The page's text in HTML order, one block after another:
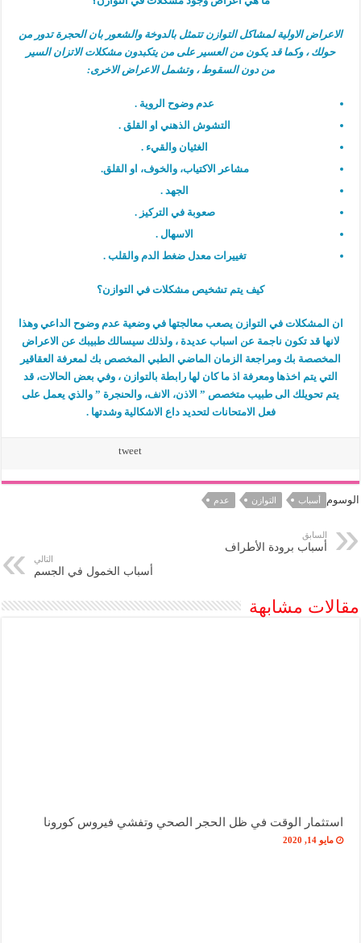
الاعراض الاولية لمشاكل التوازن تتمثل بالدوخة والشعور بان الحجرة تدور من
حولك ، وكما قد يكون من العسير على من يتكبدون مشكلات الاتزان السير
من دون السقوط ، وتشمل الاعراض الاخرى:
عدم وضوح الروية .
التشوش الذهني او القلق .
الغثيان والقيء .
مشاعر الاكتياب، والخوف، او القلق.
الجهد .
صعوبة في التركيز .
الاسهال .
تغييرات معدل ضغط الدم والقلب .
كيف يتم تشخيص مشكلات في التوازن؟
ان المشكلات في التوازن يصعب معالجتها في وضعية عدم وضوح الداعي وهذا
لانها قد تكون ناجمة عن اسباب عديدة ، ولذلك سيسالك طبيبك عن الاعراض
المخصصة بك ومراجعة الزمان الماضي الطبي المخصص بك لمعرفة العقاقير
التي يتم اخذها ومعرفة اذ ما كان لها رابطة بالتوازن ، وفي بعض الحالات، قد
يتم تحويلك الى طبيب متخصص ” الاذن، الانف، والحنجرة ” والذي يعمل على
فعل الامتحانات لتحديد داع الاشكالية وشدتها .
tweet
الوسوم أسباب التوازن عدم
السابق
أسباب برودة الأطراف
التالي
أسباب الخمول في الجسم
مقالات مشابهة
استثمار الوقت في ظل الحجر الصحي وتفشي فيروس كورونا
مايو 14, 2020